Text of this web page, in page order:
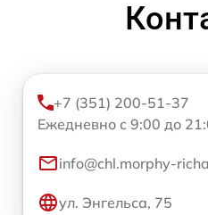
+7 (351) 200-51-37
Ежедневно с 9:00 до
info@chl.morphy-
ул. Энгельса, 75